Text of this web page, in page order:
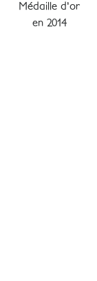
Médaille d'or
en 2014